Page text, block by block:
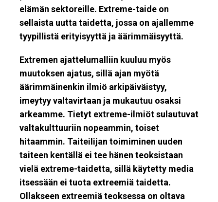
elämän sektoreille. Extreme-taide on
sellaista uutta taidetta, jossa on ajallemme
tyypillistä erityisyyttä ja äärimmäisyyttä.
Extremen ajattelumalliin kuuluu myös
muutoksen ajatus, sillä ajan myötä
äärimmäinenkin ilmiö arkipäiväistyy,
imeytyy valtavirtaan ja mukautuu osaksi
arkeamme. Tietyt extreme-ilmiöt sulautuvat
valtakulttuuriin nopeammin, toiset
hitaammin. Taiteilijan toimiminen uuden
taiteen kentällä ei tee hänen teoksistaan
vielä extreme-taidetta, sillä käytetty media
itsessään ei tuota extreemiä taidetta.
Ollakseen extreemiä teoksessa on oltava